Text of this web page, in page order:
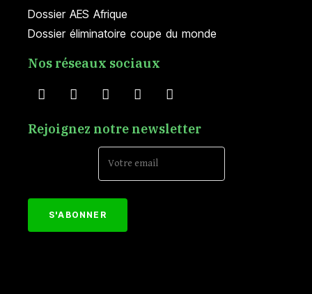
Dossier AES Afrique
Dossier éliminatoire coupe du monde
Nos réseaux sociaux
Rejoignez notre newsletter